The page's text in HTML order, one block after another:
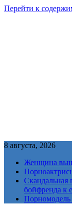
Перейти к
8 августа, 2026
Женщина
Скандальная
бойфренда к
Порномодель